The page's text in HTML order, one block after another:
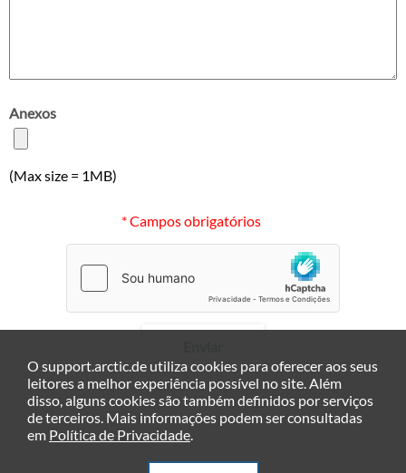
Anexos
(Max size = 1MB)
* Campos obrigatórios
O support.arctic.de utiliza cookies para oferecer aos seus
leitores a melhor experiência possível no site. Além
disso, alguns cookies são também definidos por serviços
de terceiros. Mais informações podem ser consultadas
em Política de Privacidade.